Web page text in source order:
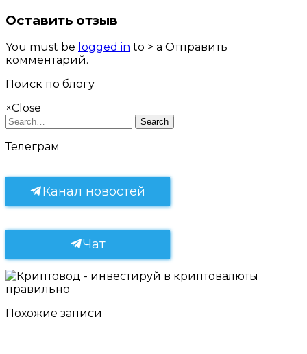
Оставить отзыв
You must be logged in to > a Отправить
комментарий.
Поиск по блогу
×Close
Search
Телеграм
Канал новостей
Чат
Похожие записи